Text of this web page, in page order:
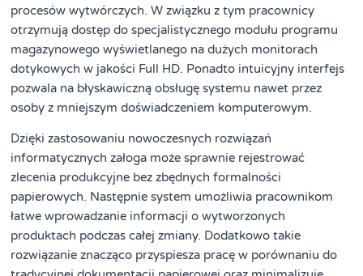
procesów wytwórczych. W związku z tym pracownicy
otrzymują dostęp do specjalistycznego modułu programu
magazynowego wyświetlanego na dużych monitorach
dotykowych w jakości Full HD. Ponadto intuicyjny interfejs
pozwala na błyskawiczną obsługę systemu nawet przez
osoby z mniejszym doświadczeniem komputerowym.
Dzięki zastosowaniu nowoczesnych rozwiązań
informatycznych załoga może sprawnie rejestrować
zlecenia produkcyjne bez zbędnych formalności
papierowych. Następnie system umożliwia pracownikom
łatwe wprowadzanie informacji o wytworzonych
produktach podczas całej zmiany. Dodatkowo takie
rozwiązanie znacząco przyspiesza pracę w porównaniu do